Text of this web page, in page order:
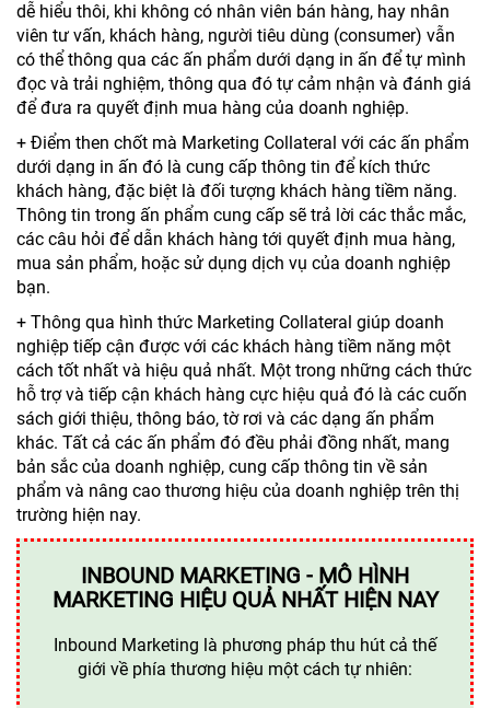
dễ hiểu thôi, khi không có nhân viên bán hàng, hay nhân
viên tư vấn, khách hàng, người tiêu dùng (consumer) vẫn
có thể thông qua các ấn phẩm dưới dạng in ấn để tự mình
đọc và trải nghiệm, thông qua đó tự cảm nhận và đánh giá
để đưa ra quyết định mua hàng của doanh nghiệp.
+ Điểm then chốt mà Marketing Collateral với các ấn phẩm
dưới dạng in ấn đó là cung cấp thông tin để kích thức
khách hàng, đặc biệt là đối tượng khách hàng tiềm năng.
Thông tin trong ấn phẩm cung cấp sẽ trả lời các thắc mắc,
các câu hỏi để dẫn khách hàng tới quyết định mua hàng,
mua sản phẩm, hoặc sử dụng dịch vụ của doanh nghiệp
bạn.
+ Thông qua hình thức Marketing Collateral giúp doanh
nghiệp tiếp cận được với các khách hàng tiềm năng một
cách tốt nhất và hiệu quả nhất. Một trong những cách thức
hỗ trợ và tiếp cận khách hàng cực hiệu quả đó là các cuốn
sách giới thiệu, thông báo, tờ rơi và các dạng ấn phẩm
khác. Tất cả các ấn phẩm đó đều phải đồng nhất, mang
bản sắc của doanh nghiệp, cung cấp thông tin về sản
phẩm và nâng cao thương hiệu của doanh nghiệp trên thị
trường hiện nay.
INBOUND MARKETING - MÔ HÌNH
MARKETING HIỆU QUẢ NHẤT HIỆN NAY
Inbound Marketing là phương pháp thu hút cả thế
giới về phía thương hiệu một cách tự nhiên: